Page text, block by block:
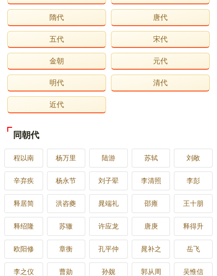
隋代 唐代
五代 宋代
金朝 元代
明代 清代
近代
同朝代
程以南 杨万里 陆游 苏轼 刘敞
辛弃疾 杨永节 刘子翚 李清照 李彭
释居简 洪咨夔 晁端礼 邵雍 王十朋
释绍隆 苏辙 许应龙 唐庚 释得升
欧阳修 章衡 孔平仲 晁补之 岳飞
李之仪 曹勋 孙觌 郭从周 吴惟信